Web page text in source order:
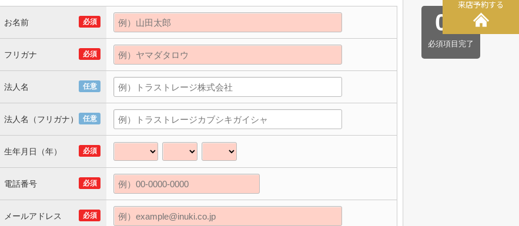
来店予約する
0
必須項目完了
必須
お名前
必須
フリガナ
任意
法人名
任意
法人名（フリガナ）
必須
生年月日（年）
必須
電話番号
必須
メールアドレス